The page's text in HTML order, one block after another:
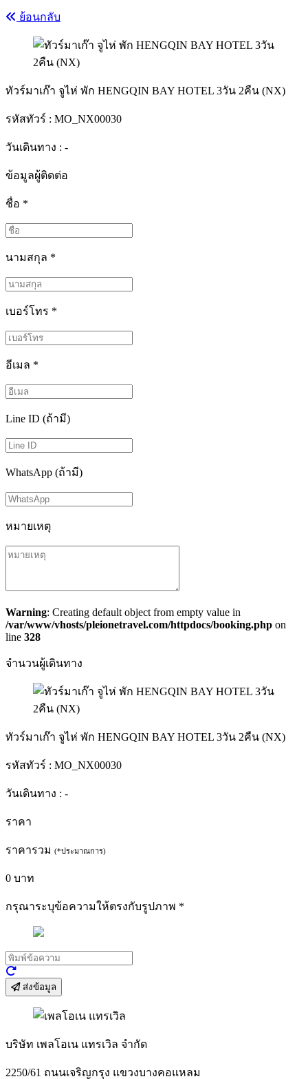
ย้อนกลับ
ทัวร์มาเก๊า จูไห่ พัก HENGQIN BAY HOTEL 3วัน 2คืน (NX)
รหัสทัวร์ : MO_NX00030
วันเดินทาง : -
ข้อมูลผู้ติดต่อ
ชื่อ *
นามสกุล *
เบอร์โทร *
อีเมล *
Line ID (ถ้ามี)
WhatsApp (ถ้ามี)
หมายเหตุ
Warning: Creating default object from empty value in
/var/www/vhosts/pleionetravel.com/httpdocs/booking.php on
line 328
จำนวนผู้เดินทาง
ทัวร์มาเก๊า จูไห่ พัก HENGQIN BAY HOTEL 3วัน 2คืน (NX)
รหัสทัวร์ : MO_NX00030
วันเดินทาง : -
ราคา
ราคารวม (*ประมาณการ)
0 บาท
กรุณาระบุข้อความให้ตรงกับรูปภาพ *
ส่งข้อมูล
บริษัท เพลโอเน แทรเวิล จำกัด
2250/61 ถนนเจริญกรุง แขวงบางคอแหลม